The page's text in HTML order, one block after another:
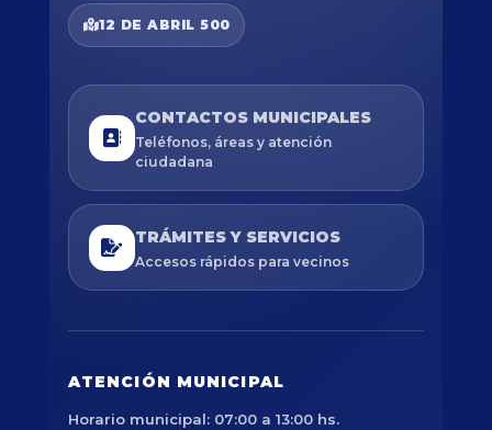
12 DE ABRIL 500
CONTACTOS MUNICIPALES
Teléfonos, áreas y atención
ciudadana
TRÁMITES Y SERVICIOS
Accesos rápidos para vecinos
ATENCIÓN MUNICIPAL
Horario municipal: 07:00 a 13:00 hs.